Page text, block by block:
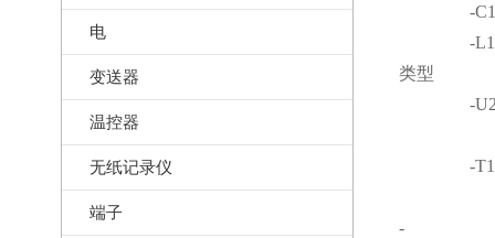
电
变送器
温控器
无纸记录仪
端子
类型
-
-L1
-
-T1
-